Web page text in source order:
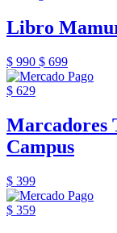
Libro
$ 990 $ 699
$ 629
Marcadores
Campus
$ 399
$ 359